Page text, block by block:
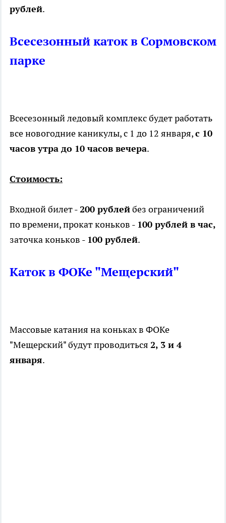
рублей.
Всесезонный каток в Сормовском
парке
Всесезонный ледовый комплекс будет работать
все новогодние каникулы, с 1 до 12 января,с 10
часов утра до 10 часов вечера.
Стоимость:
Входной билет -200 рублейбез ограничений
по времени, прокат коньков - 100 рублей в час,
заточка коньков - 100 рублей.
Каток в ФОКе "Мещерский"
Массовые катания на коньках в ФОКе
"Мещерский" будут проводиться 2, 3 и 4
января.